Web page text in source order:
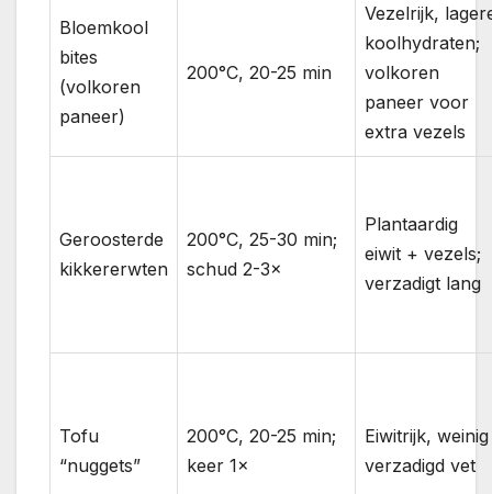
Bloemkool
bites
(volkoren
paneer)
200°C, 20-25 min
Vezelrijk,
koolhydraten;
volkoren
paneer voor
extra vezels
Geroosterde
kikkererwten
200°C, 25-30 min;
schud 2-3×
Plantaardig
eiwit + vezels;
verzadigt lang
Tofu
“nuggets”
200°C, 20-25 min;
keer 1×
Eiwitrijk, weinig
verzadigd vet